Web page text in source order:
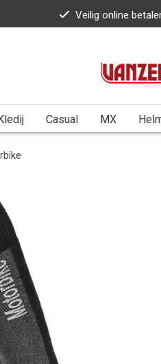
Veilig online
Casual MX